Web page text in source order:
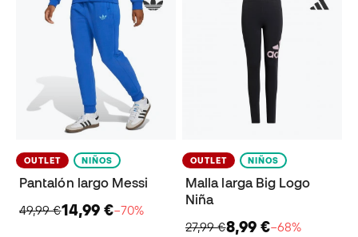
OUTLET NIÑOS
Pantalón largo Messi
49,99 €14,99 €−70%
OUTLET NIÑOS
Malla larga Big Logo
Niña
27,99 €8,99 €−68%